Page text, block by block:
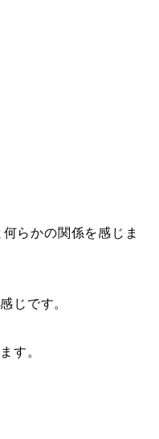
らかの関係を感じま
じです。
す。